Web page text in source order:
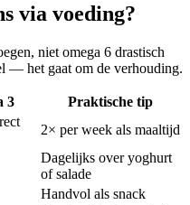
via voeding?
niet omega 6 drastisch
— het gaat om de verhouding.
3
Praktische tip
2× per week als maaltijd
Dagelijks over yoghurt
of salade
Handvol als snack